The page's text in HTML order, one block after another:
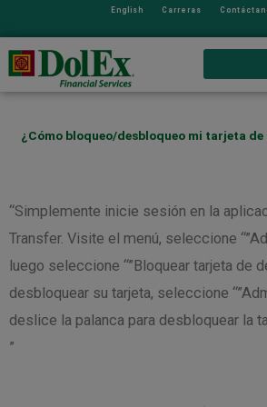
English Carreras
¿Cómo bloqueo/desbloqueo mi tarjeta
“Simplemente inicie sesión en la
Transfer. Visite el menú, seleccione
luego seleccione “”Bloquear tarjeta de
desbloquear su tarjeta, seleccione
deslice la palanca para desbloquear la
”